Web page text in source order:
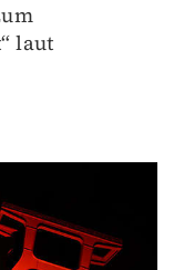
laut